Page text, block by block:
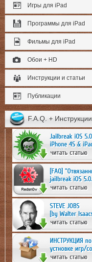
Игры для iPad
Программы для iPad
Фильмы для iPad
Обои + HD
Инструкции и статьи
Публикации
F.A.Q. + Инструкции